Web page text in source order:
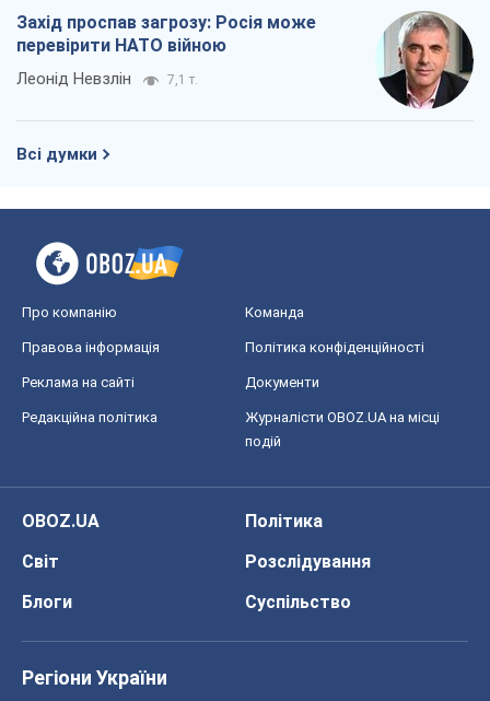
Захід проспав загрозу: Росія може
перевірити НАТО війною
Леонід Невзлін 7,1 т.
Всі думки
Про компанію Команда
Правова інформація Політика конфіденційності
Реклама на сайті Документи
Редакційна політика
Журналісти OBOZ.UA на місці
подій
OBOZ.UA
Політика
Світ
Розслідування
Блоги
Суспільство
Регіони України